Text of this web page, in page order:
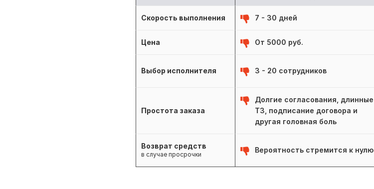
Скорость выполнения 7 - 30 дней
Цена От 5000 руб.
Выбор исполнителя 3 - 20 сотрудников
Простота заказа
Долгие согласования, длинные
ТЗ, подписание договора и
другая головная боль
Возврат средств
в случае просрочки
Вероятность стремится к нулю